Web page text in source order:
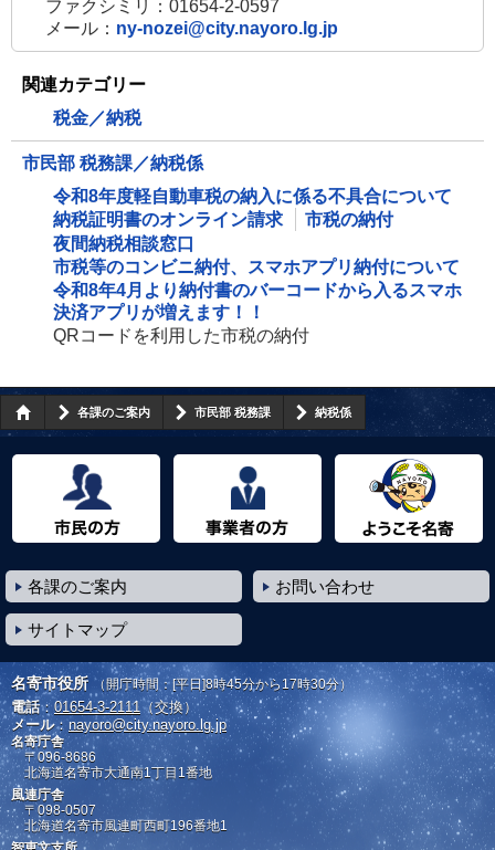
ファクシミリ：01654-2-0597
メール： ny-nozei@city.nayoro.lg.jp
関連カテゴリー
税金／納税
市民部 税務課／納税係
令和8年度軽自動車税の納入に係る不具合について
納税証明書のオンライン請求
市税の納付
夜間納税相談窓口
市税等のコンビニ納付、スマホアプリ納付について
令和8年4月より納付書のバーコードから入るスマホ
決済アプリが増えます！！
QRコードを利用した市税の納付
各課のご案内 市民部 税務課 納税係
各課のご案内 お問い合わせ
サイトマップ
名寄市役所 （開庁時間：[平日]8時45分から17時30分）
電話：01654-3-2111 （交換）
メール： nayoro@city.nayoro.lg.jp
名寄庁舎
〒096-8686
北海道名寄市大通南1丁目1番地
風連庁舎
〒098-0507
北海道名寄市風連町西町196番地1